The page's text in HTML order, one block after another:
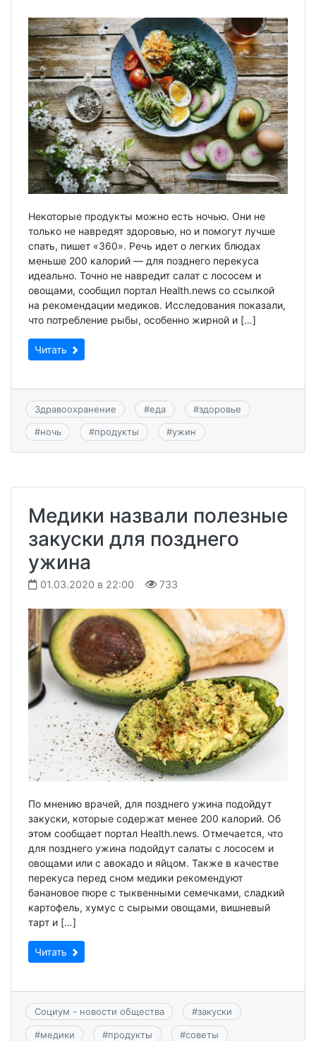
Некоторые продукты можно есть ночью. Они не
только не навредят здоровью, но и помогут лучше
спать, пишет «360». Речь идет о легких блюдах
меньше 200 калорий — для позднего перекуса
идеально. Точно не навредит салат с лососем и
овощами, сообщил портал Health.news со ссылкой
на рекомендации медиков. Исследования показали,
что потребление рыбы, особенно жирной и […]
Читать
Здравоохранение #еда #здоровье
#ночь #продукты #ужин
Медики назвали полезные
закуски для позднего
ужина
01.03.2020 в 22:00 733
По мнению врачей, для позднего ужина подойдут
закуски, которые содержат менее 200 калорий. Об
этом сообщает портал Health.news. Отмечается, что
для позднего ужина подойдут салаты с лососем и
овощами или с авокадо и яйцом. Также в качестве
перекуса перед сном медики рекомендуют
банановое пюре с тыквенными семечками, сладкий
картофель, хумус с сырыми овощами, вишневый
тарт и […]
Читать
Социум - новости общества #закуски
#медики #продукты #советы